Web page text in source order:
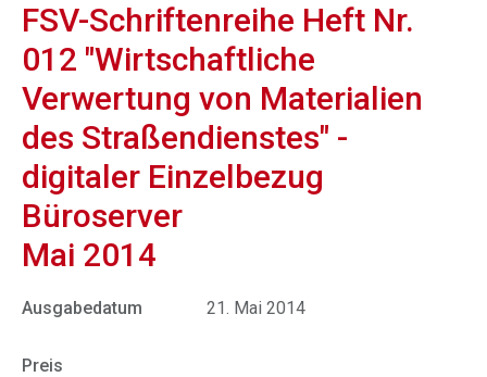
FSV-Schriftenreihe Heft Nr.
012 "Wirtschaftliche
Verwertung von Materialien
des Straßendienstes" -
digitaler Einzelbezug
Büroserver
Mai 2014
Ausgabedatum 21. Mai 2014
Preis